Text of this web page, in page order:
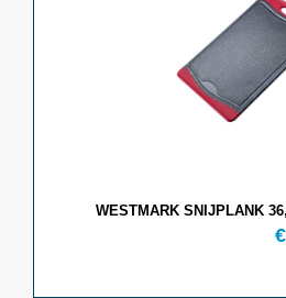
WESTMARK SNIJPLANK